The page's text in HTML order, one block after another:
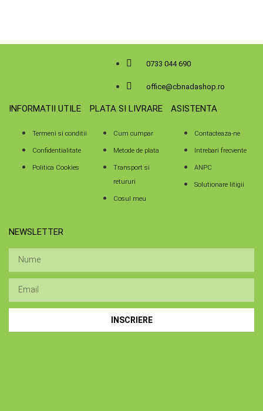
0733 044 690
office@cbnadashop.ro
INFORMATII UTILE
Termeni si conditii
Confidentialitate
Politica Cookies
PLATA SI LIVRARE
Cum cumpar
Metode de plata
Transport si
retururi
Cosul meu
ASISTENTA
Contacteaza-ne
Intrebari frecvente
ANPC
Solutionare litigii
NEWSLETTER
INSCRIERE